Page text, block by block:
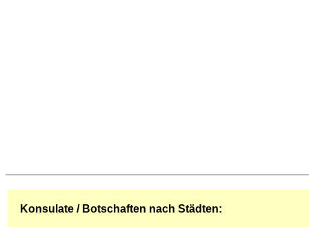
Konsulate / Botschaften nach Städten: